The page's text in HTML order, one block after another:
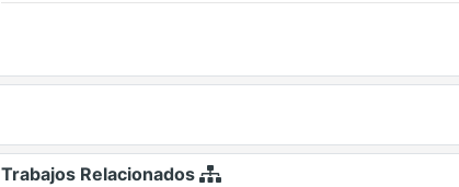
Trabajos Relacionados